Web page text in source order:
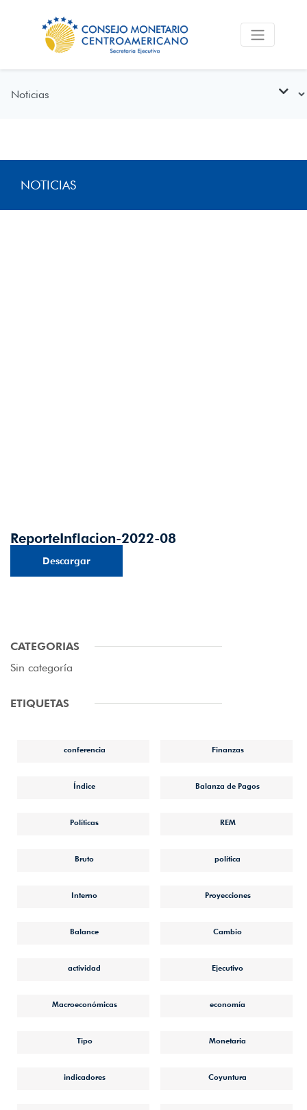
NOTICIAS
ReporteInflacion-2022-08
Descargar
CATEGORIAS
Sin categoría
ETIQUETAS
conferencia Finanzas
Índice Balanza de Pagos
Políticas REM
Bruto política
Interno Proyecciones
Balance Cambio
actividad Ejecutivo
Macroeconómicas economía
Tipo Monetaria
indicadores Coyuntura